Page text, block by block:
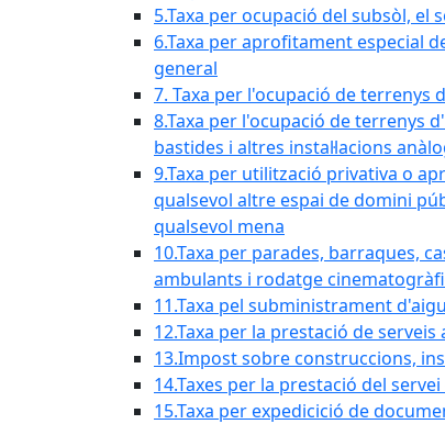
5.Taxa per ocupació del subsòl, el
6.Taxa per aprofitament especial
general
7. Taxa per l'ocupació de
8.Taxa per l'ocupació de terrenys
bastides i altres instal·lacions
9.Taxa per utilització privativa o
qualsevol altre espai de domini
qualsevol mena
10.Taxa per parades, barraques,
ambulants i rodatge
11.Taxa pel subministrament
12.Taxa per la prestació de
13.Impost sobre construccions,
14.Taxes per la prestació del
15.Taxa per expedicició de